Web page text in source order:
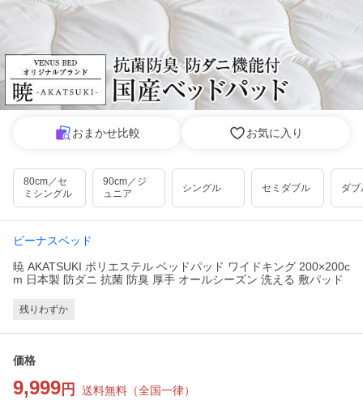
おまかせ比較 お気に入り
80cm／セ
ミシングル
90cm／ジ
ュニア
シングル セミダブル ダブ
ビーナスベッド
暁 AKATSUKI ポリエステル ベッドパッド ワイドキング 200×200c
m 日本製 防ダニ 抗菌 防臭 厚手 オールシーズン 洗える 敷パッド
残りわずか
価格
9,999 円 送料無料 （全国一律）